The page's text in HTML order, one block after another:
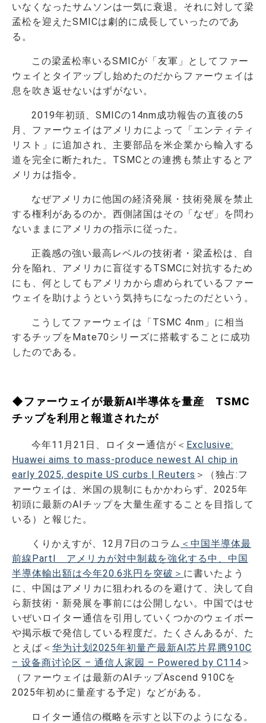
いなくなったサムソンは一気に衰退。それに対して梁
孟松を迎えたSMICは劇的に成長していったのであ
る。
この梁孟松率いるSMICが「友軍」としてファー
ウェイとタイアップし始めたのだからファーウェイは
息を吹き返せないはずがない。
2019年初頭、SMICの14nm成功報告の直後の5
月、ファーウェイはアメリカによって「エンティティ
リスト」に追加され、主要部品を米企業から輸入する
道を完全に断たれた。TSMCとの連携も禁止するとア
メリカは指令。
なぜアメリカに他国の経済発展・技術発展を禁止
する権利があるのか。西側諸国はその「なぜ」を問わ
ないままにアメリカの指示に従った。
正義感の強い最高レベルの技術者・梁孟松は、自
分を陥れ、アメリカに盲従するTSMCに対抗するため
にも、何としてもアメリカから虐められているファー
ウェイを助けようという気持ちになったのだという。
こうしてファーウェイは「TSMC 4nm」に相当
するチップをMate70シリーズに搭載することに成功
したのである。
◆ファーウェイが最新AI半導体を量産 TSMC
チップを利用と報道されたが
今年11月21日、ロイター通信が＜ Exclusive:
Huawei aims to mass-produce newest AI chip in
early 2025, despite US curbs | Reuters ＞（独占:フ
ァーウェイは、米国の規制にもかかわらず、2025年
初頭に最新のAIチップを大量生産することを目指して
いる）と報じた。
くりかえすが、12月7日のコラム ＜中国半導体最
前線PartⅠ アメリカが対中制裁を強化する中、中国
半導体輸出額は今年20.6兆円を突破＞ に書いたよう
に、中国はアメリカに狙われるのを避けて、決して自
ら新技術・新発展を事前には公開しない。中国ではせ
いぜいロイター通信を引用していくつかのウェイボー
や掲示板で発信している程度だ。たくさんあるが、た
とえば＜ 华为计划2025年初量产最新AI芯片昇腾910C
– 设备商讨论区 – 通信人家园 – Powered by C114 ＞
（ファーウェイは最新のAIチップAscend 910Cを
2025年初めに量産する予定）などがある。
ロイター通信の概略を示すと以下のようになる。